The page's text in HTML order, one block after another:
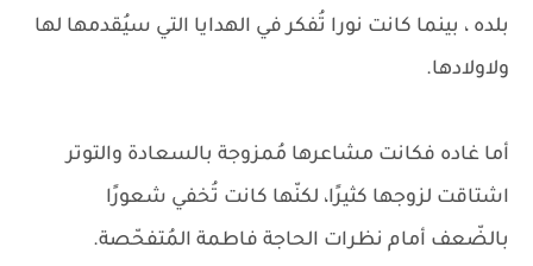
بلده ، بينما كانت نورا تُفكر في الهدايا التي سيُقدمها لها
ولاولادها.
أما غاده فكانت مشاعرها مُمزوجة بالسعادة والتوتر
اشتاقت لزوجها كثيرًا، لكنّها كانت تُخفي شعورًا
بالضّعف أمام نظرات الحاجة فاطمة المُتفحّصة.